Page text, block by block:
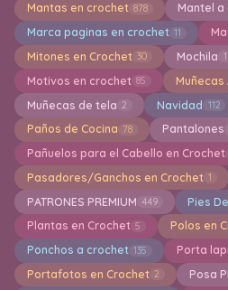
Mantas en crochet 878 Mantel
Marca paginas en crochet 11
Mitones en Crochet 30 Mochila
Motivos en crochet 85 Muñecas
Muñecas de tela 2 Navidad 112
Paños de Cocina 78 Pantalones
Pañuelos para el Cabello en Crochet
Pasadores/Ganchos en Crochet 1
PATRONES PREMIUM 449 Pies
Plantas en Crochet 5 Polos en
Ponchos a crochet 135 Porta
Portafotos en Crochet 2 Posa